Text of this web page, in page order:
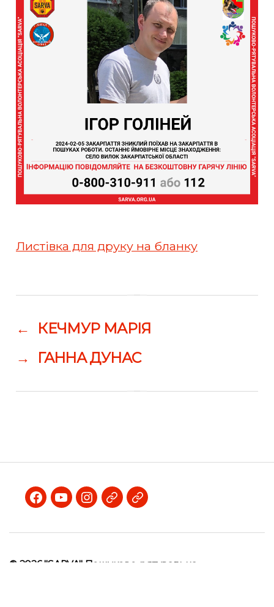
Листівка для друку на бланку
←
КЕЧМУР МАРІЯ
→
ГАННА ДУНАС
Facebook
YoutubeInstagram
Telegram
Viber
© 2026"SARVA" Пошуково-рятувальна